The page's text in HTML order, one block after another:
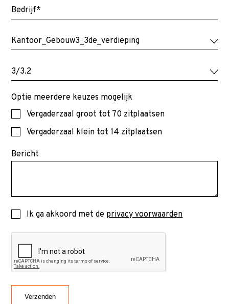
Optie meerdere keuzes mogelijk
Vergaderzaal groot tot 70 zitplaatsen
Vergaderzaal klein tot 14 zitplaatsen
Bericht
Ik ga akkoord met de privacy voorwaarden